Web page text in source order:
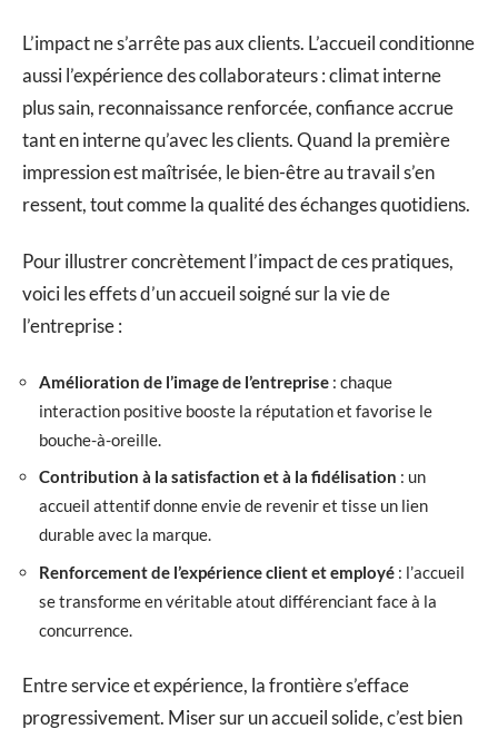
L’impact ne s’arrête pas aux clients. L’accueil conditionne
aussi l’expérience des collaborateurs : climat interne
plus sain, reconnaissance renforcée, confiance accrue
tant en interne qu’avec les clients. Quand la première
impression est maîtrisée, le bien-être au travail s’en
ressent, tout comme la qualité des échanges quotidiens.
Pour illustrer concrètement l’impact de ces pratiques,
voici les effets d’un accueil soigné sur la vie de
l’entreprise :
Amélioration de l’image de l’entreprise : chaque
interaction positive booste la réputation et favorise le
bouche-à-oreille.
Contribution à la satisfaction et à la fidélisation : un
accueil attentif donne envie de revenir et tisse un lien
durable avec la marque.
Renforcement de l’expérience client et employé : l’accueil
se transforme en véritable atout différenciant face à la
concurrence.
Entre service et expérience, la frontière s’efface
progressivement. Miser sur un accueil solide, c’est bien